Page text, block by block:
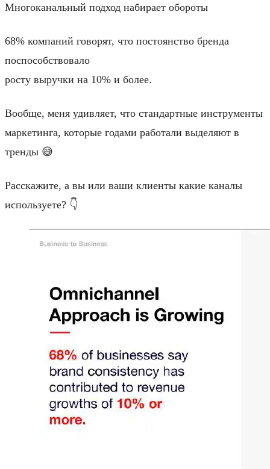
Многоканальный подход набирает обороты
68% компаний говорят, что постоянство бренда
поспособствовало
росту выручки на 10% и более.
Вообще, меня удивляет, что стандартные инструменты
маркетинга, которые годами работали выделяют в
тренды 😅
Расскажите, а вы или ваши клиенты какие каналы
используете? 👇